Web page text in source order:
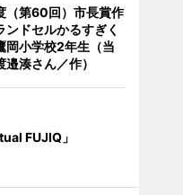
（第60回）市長賞作
ンドセルかるすぎく
岡小学校2年生（当
邉湊さん／作）
FUJIQ」